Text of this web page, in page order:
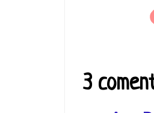
3